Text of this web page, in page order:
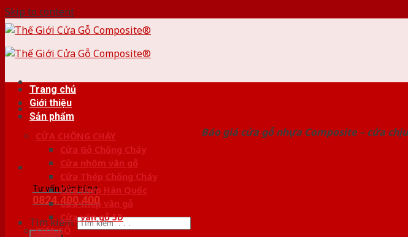
Skip to content
Báo giá cửa gỗ nhựa Composite – cửa
Tư vấn bán hàng
0824.400.400
Tìm kiếm:
Trang chủ
Giới thiệu
Sản phẩm
CỬA CHỐNG CHÁY
Cửa Gỗ Chống Cháy
Cửa nhôm vân gỗ
Cửa Thép Chống Cháy
Cửa thép Hàn Quốc
Cửa thép vân gỗ
Cửa vân gỗ 5D
CỬA GỖ